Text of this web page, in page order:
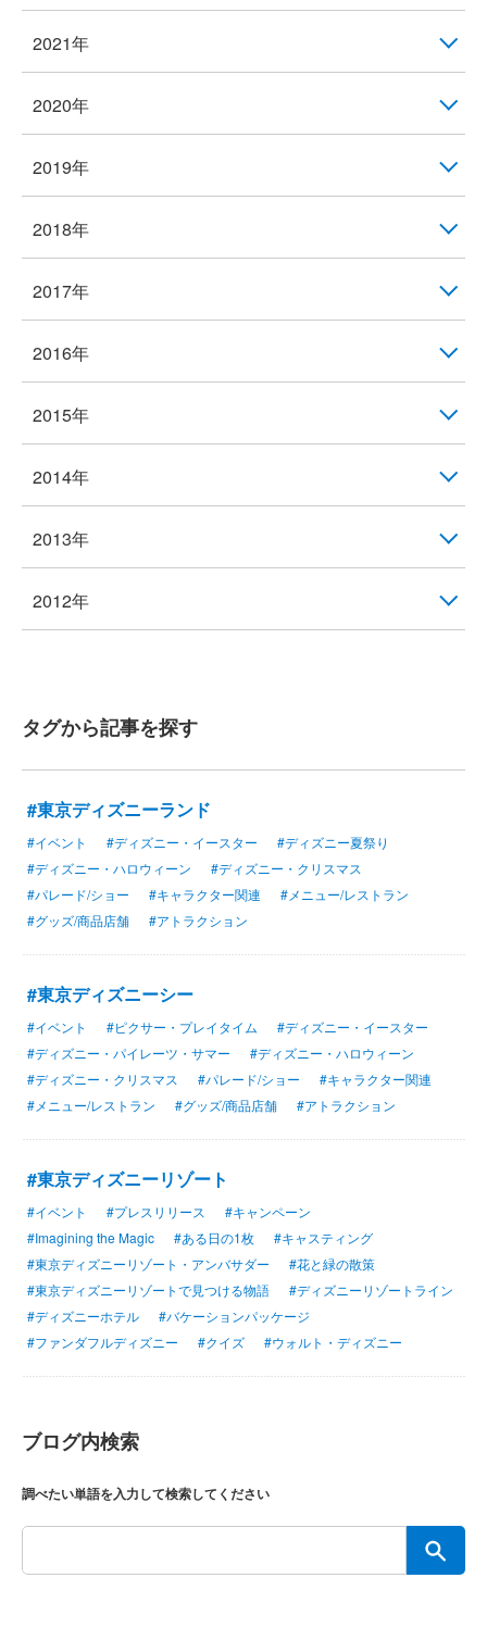
2021年
2020年
2019年
2018年
2017年
2016年
2015年
2014年
2013年
2012年
タグから記事を探す
#東京ディズニーランド
#イベント #ディズニー・イースター
#ディズニー夏祭り
#ディズニー・ハロウィーン
#ディズニー・クリスマス
#パレード/ショー
#キャラクター関連
#メニュー/レストラン
#グッズ/商品店舗
#アトラクション
#東京ディズニーシー
#イベント #ピクサー・プレイタイム
#ディズニー・イースター
#ディズニー・パイレーツ・サマー
#ディズニー・ハロウィーン
#ディズニー・クリスマス
#パレード/ショー
#キャラクター関連
#メニュー/レストラン
#グッズ/商品店舗 #アトラクション
#東京ディズニーリゾート
#イベント #プレスリリース
#キャンペーン
#Imagining the Magic
#ある日の1枚
#キャスティング
#東京ディズニーリゾート・アンバサダー
#花と緑の散策
#東京ディズニーリゾートで見つける物語
#ディズニーリゾートライン
#ディズニーホテル
#バケーションパッケージ
#ファンダフルディズニー
#クイズ #ウォルト・ディズニー
ブログ内検索
調べたい単語を入力して検索してください